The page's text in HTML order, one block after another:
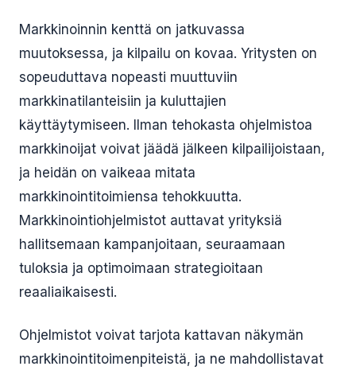
Markkinoinnin kenttä on jatkuvassa
muutoksessa, ja kilpailu on kovaa. Yritysten on
sopeuduttava nopeasti muuttuviin
markkinatilanteisiin ja kuluttajien
käyttäytymiseen. Ilman tehokasta ohjelmistoa
markkinoijat voivat jäädä jälkeen kilpailijoistaan,
ja heidän on vaikeaa mitata
markkinointitoimiensa tehokkuutta.
Markkinointiohjelmistot auttavat yrityksiä
hallitsemaan kampanjoitaan, seuraamaan
tuloksia ja optimoimaan strategioitaan
reaaliaikaisesti.
Ohjelmistot voivat tarjota kattavan näkymän
markkinointitoimenpiteistä, ja ne mahdollistavat